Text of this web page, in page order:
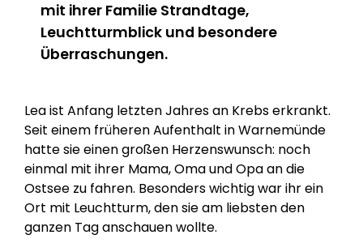
mit ihrer Familie Strandtage,
Leuchtturmblick und besondere
Überraschungen.
Lea ist Anfang letzten Jahres an Krebs erkrankt.
Seit einem früheren Aufenthalt in Warnemünde
hatte sie einen großen Herzenswunsch: noch
einmal mit ihrer Mama, Oma und Opa an die
Ostsee zu fahren. Besonders wichtig war ihr ein
Ort mit Leuchtturm, den sie am liebsten den
ganzen Tag anschauen wollte.